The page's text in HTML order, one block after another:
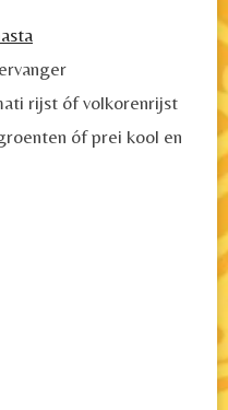
rijst óf volkorenrijst
ófprei kool en